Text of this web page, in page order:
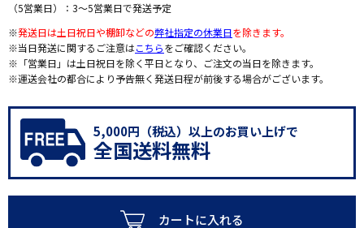
（5営業日）：3～5営業日で発送予定
※発送日は土日祝日や棚卸などの弊社指定の休業日を除きます。
※当日発送に関するご注意はこちらをご確認ください。
※「営業日」は土日祝日を除く平日となり、ご注文の当日を除きます。
※運送会社の都合により予告無く発送日程が前後する場合がございます。
5,000円（税込）以上のお買い上げで
全国送料無料
カートに入れる